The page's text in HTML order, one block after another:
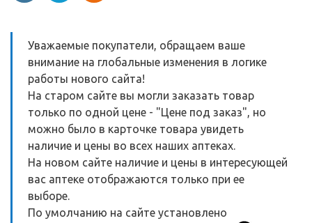
Уважаемые покупатели, обращаем ваше
внимание на глобальные изменения в логике
работы нового сайта!
На старом сайте вы могли заказать товар
только по одной цене - "Цене под заказ", но
можно было в карточке товара увидеть
наличие и цены во всех наших аптеках.
На новом сайте наличие и цены в интересующей
вас аптеке отображаются только при ее
выборе.
По умолчанию на сайте установлено